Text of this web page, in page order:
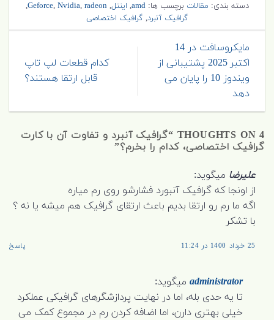
دسته بندی: مقالات برچسب ها:amd
, اینتل,
Geforce, Nvidia, radeon
,
گرافیک آنبرد, گرافیک اختصاصی
مایکروسافت در 14
اکتبر 2025 پشتیبانی از
ویندوز 10 را پایان می
دهد
کدام قطعات لپ تاپ
قابل ارتقا هستند؟
4 THOUGHTS ON “
گرافیک آنبرد و تفاوت آن با کارت
گرافیک اختصاصی، کدام را بخرم؟”
علیرضا میگوید:
از اونجا که گرافیک آنبورد فشارشو روی رم میاره
اگه ما رم رو ارتقا بدیم باعث ارتقای گرافیک هم میشه یا نه ؟
با تشکر
25 خرداد 1400 در 11:24 پاسخ
administrator میگوید:
تا یه حدی بله، اما در نهایت پردازشگرهای گرافیکی عملکرد
خیلی بهتری دارن، اما اضافه کردن رم در مجموع کمک می